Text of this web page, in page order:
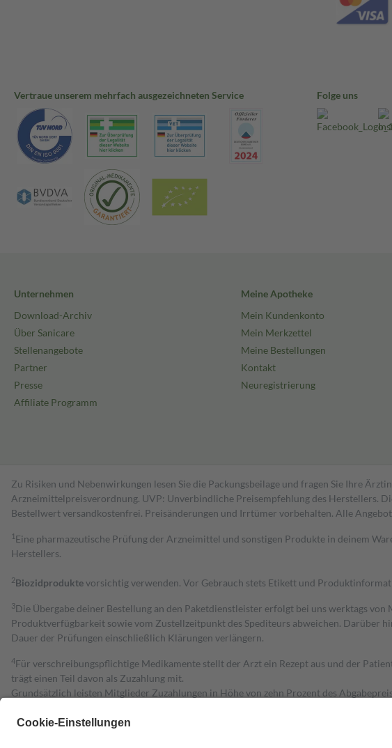
Vertraue unserem mehrfach ausgezeichneten Service Folge uns
Unternehmen
Download-Archiv
Über Sanicare
Stellenangebote
Partner
Presse
Affiliate Programm
Meine Apotheke
Mein Kundenkonto
Mein Merkzettel
Meine Bestellungen
Kontakt
Neuregistrierung
Zu Risiken und Nebenwirkungen lesen Sie die Packungsbeilage und fragen Sie Ihre
Arzneimittelpreisverordnung. UVP: Unverbindliche Preisempfehlung des Herstellers.
Bestell­wert versand­kosten­frei. Preisänderungen und Irrtümer vorbehalten. Alle
1 Eine pharmazeutische Prüfung der Arzneimittel und sonstigen Produkte in deinem
Herstellers.
2Biozidproduktevorsichtig verwenden. Vor Gebrauch stets Etikett und
3Die Übergabe deiner Bestellung an den Paketdienstleister erfolgt bei uns werktags
Produktverfügbarkeit sowie vom Zustellzeitpunkt des Spediteurs abweichen. Darüber
Dauer der Prüfungen einschließlich Klärungen verlängern.
4Für verschreibungspflichtige Medikamente stellt der Arzt ein Rezept aus und der
trägt einen Teil davon als Zuzahlung mit.
Grundsätzlich leisten Mitglieder Zuzahlungen in Höhe von zehn Prozent des
Diese Regeln gelten grundsätzlich auch für Online-Apotheken.